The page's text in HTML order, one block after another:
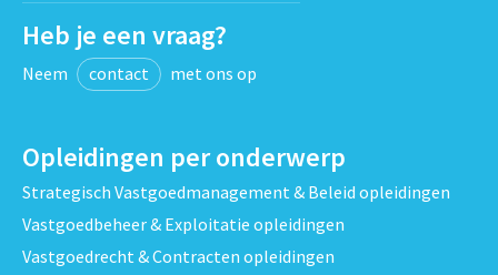
Heb je een vraag?
Neem contact met ons op
Opleidingen per onderwerp
Strategisch Vastgoedmanagement & Beleid opleidingen
Vastgoedbeheer & Exploitatie opleidingen
Vastgoedrecht & Contracten opleidingen